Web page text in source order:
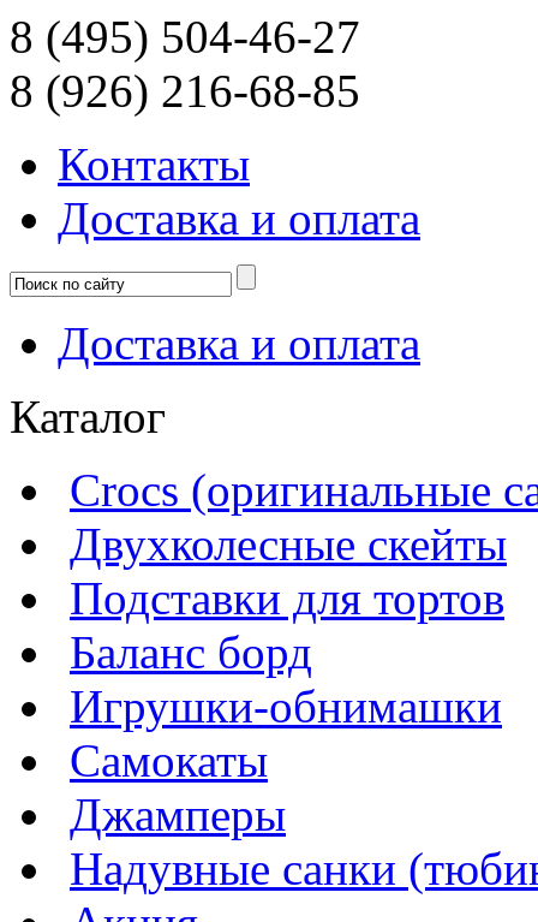
8 (495) 504-46-27
8 (926) 216-68-85
Контакты
Доcтавка и оплата
Доcтавка и оплата
Каталог
Crocs (оригинальные
Двухколесные скейты
Подставки для тортов
Баланс борд
Игрушки-обнимашки
Самокаты
Джамперы
Надувные санки